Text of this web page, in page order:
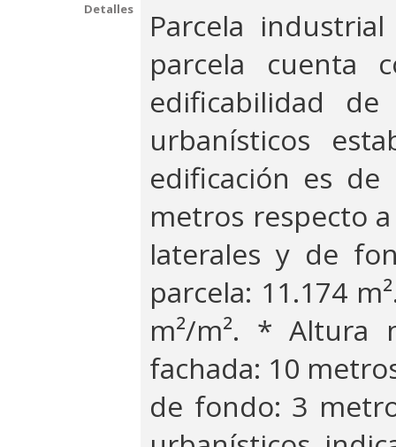
Detalles
Parcela
parcela cuenta
edificabilidad
urbanísticos
edificación es
metros respecto
laterales y de
parcela: 11.174
m²/m². * Altura
fachada: 10
de fondo: 3